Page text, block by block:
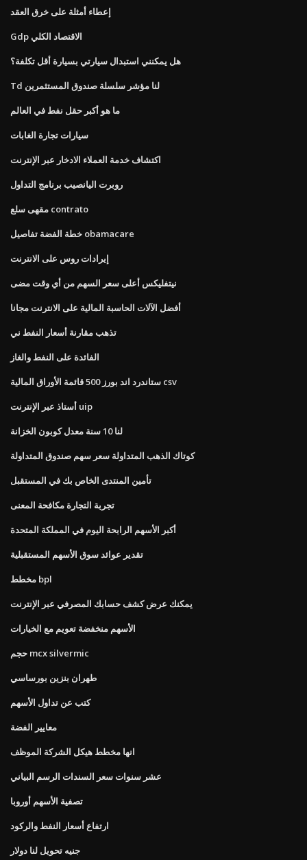
إعطاء أمثلة على خرق العقد
Gdp الاقتصاد الكلي
هل يمكنني استبدال سيارتي بسيارة أقل تكلفة؟
Td لنا مؤشر سلسلة صندوق المستثمرين
ما هو أكبر حقل نفط في العالم
سيارات تجارة الغابات
اكتشاف خدمة العملاء الادخار عبر الإنترنت
روبرت اليانصيب برنامج التداول
مقهى سلع contrato
خطة الفضة تفاصيل obamacare
إيرادات روس على الانترنت
نيتفليكس أعلى سعر السهم من أي وقت مضى
أفضل الآلات الحاسبة المالية على الانترنت مجانا
تذهب مقارنة أسعار النفط ني
الفائدة على النفط والغاز
ستاندرد اند بورز 500 قائمة الأوراق المالية csv
أستاذ عبر الإنترنت uip
لنا 10 سنة معدل كوبون الخزانة
كوتاك الذهب المتداولة سعر سهم صندوق المتداولة
تأمين المنتدى الخاص بك في المستقبل
تجربة التجارة مكافحة المعنى
أكبر الأسهم الرابحة اليوم في المملكة المتحدة
تقدير عوائد سوق الأسهم المستقبلية
مخطط bpl
يمكنك عرض كشف حسابك المصرفي عبر الإنترنت
الأسهم منخفضة تعويم مع الخيارات
حجم mcx silvermic
طهران بنزين بورساسي
كتب عن تداول الأسهم
معايير الفضة
انها مخطط هيكل الشركة الموظف
عشر سنوات سعر السندات الرسم البياني
تصفية الأسهم أوروبا
ارتفاع أسعار النفط والركود
جنيه تحويل لنا دولار